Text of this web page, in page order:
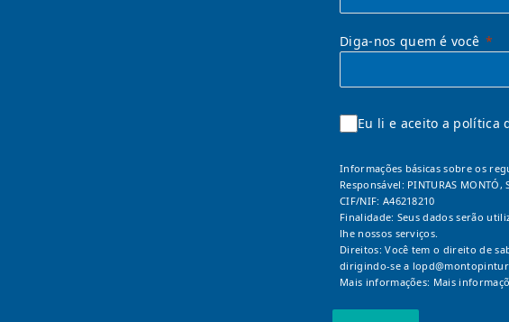
Diga-nos quem é você
Eu li e aceito a política
Informações básicas sobre os
Responsável: PINTURAS MONTÓ,
CIF/NIF: A46218210
Finalidade: Seus dados serão
lhe nossos serviços.
Direitos: Você tem o direito de
dirigindo-se a
Mais informações: Mais